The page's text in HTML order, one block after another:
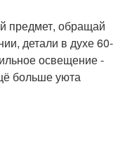
предмет, обращай
детали в духе 60-
освещение -
больше уюта